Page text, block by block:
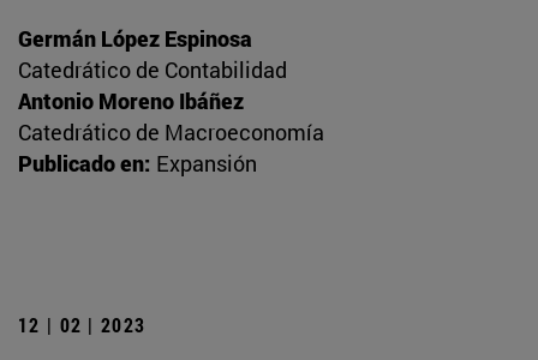
Germán López Espinosa
Catedrático de Contabilidad
Antonio Moreno Ibáñez
Catedrático de Macroeconomía
Publicado en: Expansión
12 | 02 | 2023